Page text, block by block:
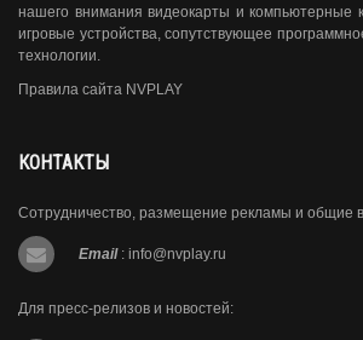
нашего внимания видеокарты и компьютерные
игровые устройства, сопутствующее
технологии.
Правила сайта NVPLAY
КОНТАКТЫ
Сотрудничество, размещение рекламы и общие
Email : info@nvplay.ru
Для пресс-релизов и новостей: